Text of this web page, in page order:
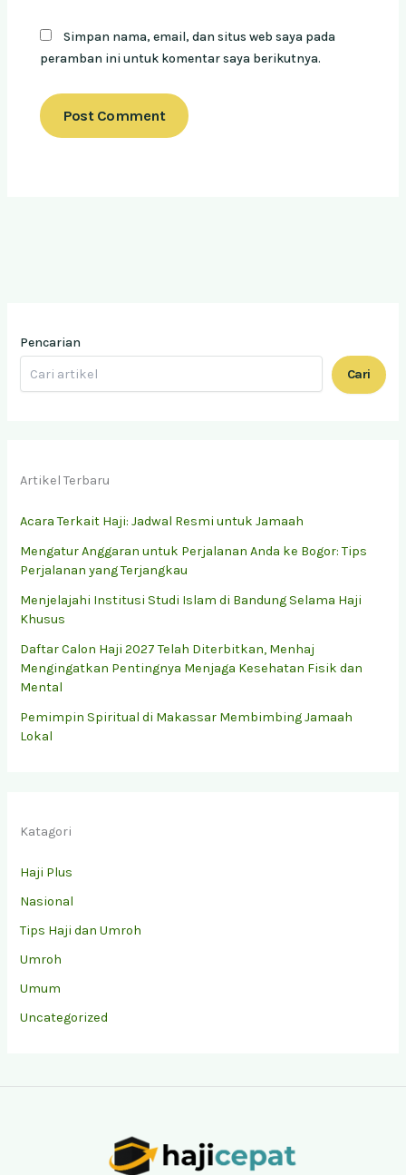
Simpan nama, email, dan situs web saya pada
peramban ini untuk komentar saya berikutnya.
Pencarian
Cari
Artikel Terbaru
Acara Terkait Haji: Jadwal Resmi untuk Jamaah
Mengatur Anggaran untuk Perjalanan Anda ke Bogor: Tips
Perjalanan yang Terjangkau
Menjelajahi Institusi Studi Islam di Bandung Selama Haji
Khusus
Daftar Calon Haji 2027 Telah Diterbitkan, Menhaj
Mengingatkan Pentingnya Menjaga Kesehatan Fisik dan
Mental
Pemimpin Spiritual di Makassar Membimbing Jamaah
Lokal
Katagori
Haji Plus
Nasional
Tips Haji dan Umroh
Umroh
Umum
Uncategorized
Instagram
YouTube
TikTok